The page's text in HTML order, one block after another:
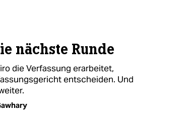
nächste Runde
die Verfassung erarbeitet,
entscheiden. Und